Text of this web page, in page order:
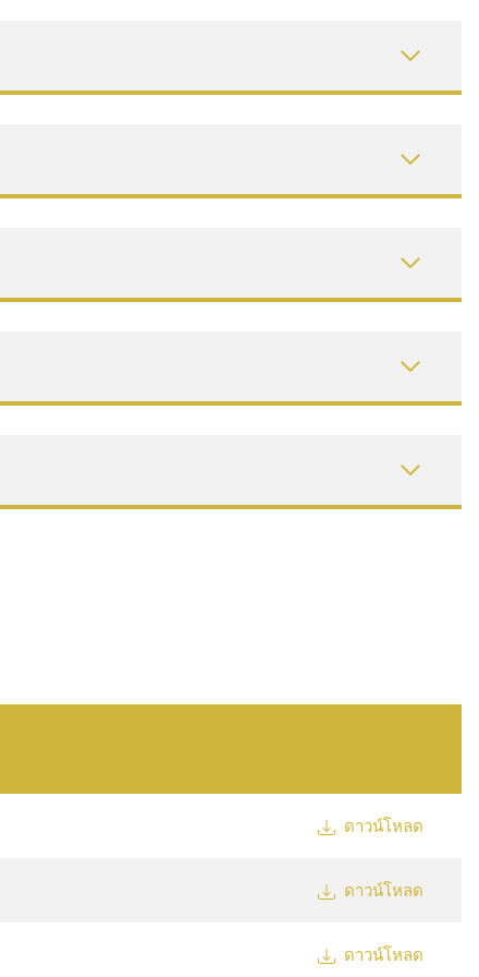
ดาวน์โหลด
ดาวน์โหลด
ดาวน์โหลด